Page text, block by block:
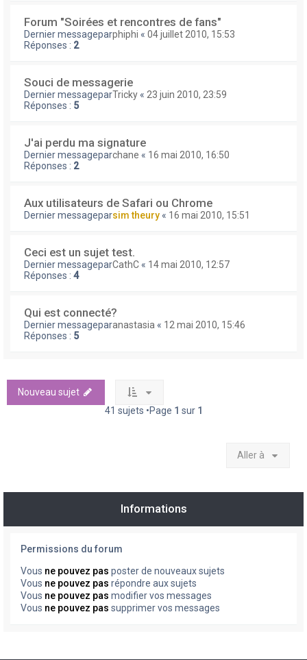
Forum "Soirées et rencontres de fans"
Dernier messageparphiphi « 04 juillet 2010, 15:53
Réponses : 2
Souci de messagerie
Dernier messageparTricky « 23 juin 2010, 23:59
Réponses : 5
J'ai perdu ma signature
Dernier messageparchane « 16 mai 2010, 16:50
Réponses : 2
Aux utilisateurs de Safari ou Chrome
Dernier messageparsim theury « 16 mai 2010, 15:51
Ceci est un sujet test.
Dernier messageparCathC « 14 mai 2010, 12:57
Réponses : 4
Qui est connecté?
Dernier messageparanastasia « 12 mai 2010, 15:46
Réponses : 5
Nouveau sujet
41 sujets •Page 1 sur 1
Aller à
Informations
Permissions du forum
Vous ne pouvez pas poster de nouveaux sujets
Vous ne pouvez pas répondre aux sujets
Vous ne pouvez pas modifier vos messages
Vous ne pouvez pas supprimer vos messages